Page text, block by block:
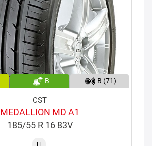
B B (71)
CST
MEDALLION MD A1
185/55 R 16 83V
TL